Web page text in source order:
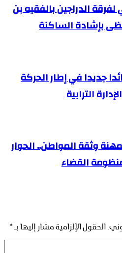
الدراجين بالفقيه بن
بإشادة الساكنة
جديدا في إطار الحركة
الترابية
وثقة المواطن.. الحوار
القضاء
الحقول الإلزامية مشار إليها بـ *